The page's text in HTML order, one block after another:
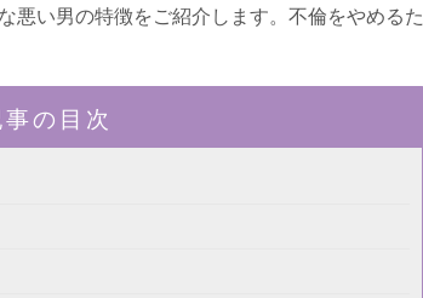
い男の特徴をご紹介します。不倫をやめるた
の目次